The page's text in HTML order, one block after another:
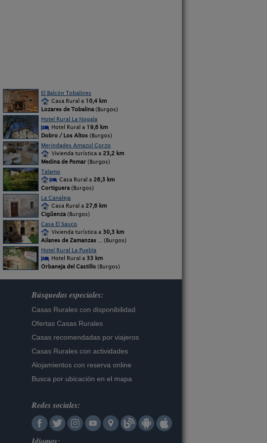
El Balcón Tobalines
Casa Rural a 10,4 km
Lozares de Tobalina (Burgos)
Hotel Rural La Nogala
Hotel Rural a 19,6 km
Dobro / Los Altos (Burgos)
Merindades Amazul Corzo
Vivienda turística a 23,2 km
Medina de Pomar (Burgos)
Talamo
Casa Rural a 26,3 km
Cortiguera (Burgos)
La Canaleja
Casa Rural a 27,6 km
Cigüenza (Burgos)
Casa El Sauco
Vivienda turística a 30,3 km
Ailanes de Zamanzas ... (Burgos)
Hotel Rural La Puebla
Hotel Rural a 33 km
Orbaneja del Castillo (Burgos)
Búsquedas especiales:
Casas Rurales con disponibilidad
Ofertas Casas Rurales
Casas recomendadas por viajeros
Casas Rurales con actividades
Alojamientos con reserva online
Busca por ubicación en el mapa
Redes sociales: